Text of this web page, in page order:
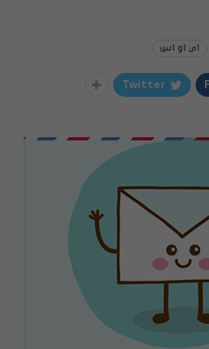
اي او اس
Twitter